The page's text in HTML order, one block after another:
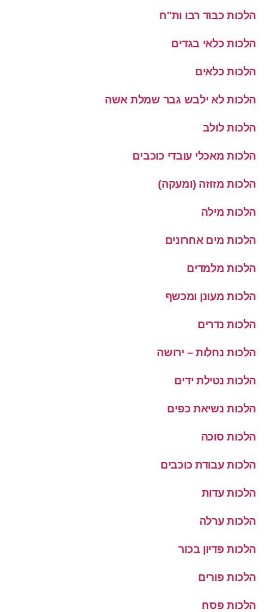
הלכות כבוד רבו ות''ח
הלכות כלאי בגדים
הלכות כלאים
הלכות לא ילבש גבר שמלת אשה
הלכות לולב
הלכות מאכלי עובדי כוכבים
הלכות מזוזה (ומעקה)
הלכות מילה
הלכות מים אחרונים
הלכות מלמדים
הלכות מעונן ומכשף
הלכות נדרים
הלכות נחלות – ירושה
הלכות נטילת ידים
הלכות נשיאת כפים
הלכות סוכה
הלכות עבודת כוכבים
הלכות עדות
הלכות ערלה
הלכות פדיון בכור
הלכות פורים
הלכות פסח